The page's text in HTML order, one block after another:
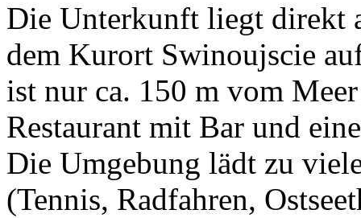
Die Unterkunft liegt direkt
dem Kurort Swinoujscie
ist nur ca. 150 m vom
Restaurant mit Bar und
Die Umgebung lädt zu
(Tennis, Radfahren,